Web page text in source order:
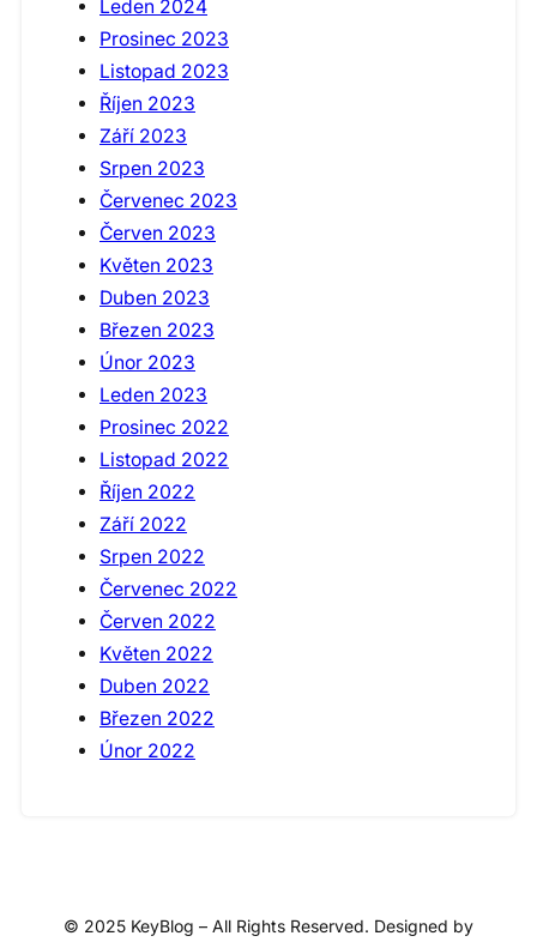
Leden 2024
Prosinec 2023
Listopad 2023
Říjen 2023
Září 2023
Srpen 2023
Červenec 2023
Červen 2023
Květen 2023
Duben 2023
Březen 2023
Únor 2023
Leden 2023
Prosinec 2022
Listopad 2022
Říjen 2022
Září 2022
Srpen 2022
Červenec 2022
Červen 2022
Květen 2022
Duben 2022
Březen 2022
Únor 2022
© 2025 KeyBlog – All Rights Reserved. Designed by